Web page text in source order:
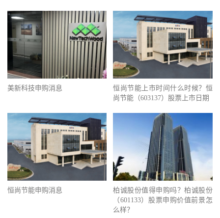
美新科技申购消息
恒尚节能上市时间什么时候？恒
尚节能（603137）股票上市日期
恒尚节能申购消息
柏诚股份值得申购吗？柏诚股份
（601133）股票申购价值前景怎
么样？